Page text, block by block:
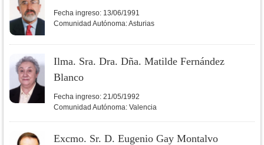
Fecha ingreso: 13/06/1991
Comunidad Autónoma:Asturias
Ilma. Sra. Dra. Dña. Matilde Fernández
Blanco
Fecha ingreso: 21/05/1992
Comunidad Autónoma: Valencia
Excmo. Sr. D. Eugenio Gay Montalvo